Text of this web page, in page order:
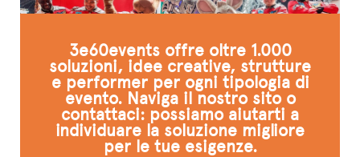
CONTATTI
L'ESPERTO RISPONDE
3e60events offre oltre 1.000
soluzioni, idee creative, strutture
e performer per ogni tipologia di
evento. Naviga il nostro sito o
contattaci: possiamo aiutarti a
individuare la soluzione migliore
per le tue esigenze.